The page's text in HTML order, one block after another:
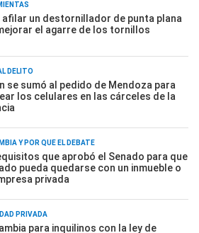
afilar un destornillador de punta plana
el agarre de los tornillos
DELITO
se sumó al pedido de Mendoza para
los celulares en las cárceles de la
Y POR QUÉ EL DEBATE
que aprobó el Senado para que
pueda quedarse con un inmueble o
privada
PRIVADA
para inquilinos con la ley de